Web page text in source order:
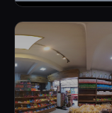
MAT.